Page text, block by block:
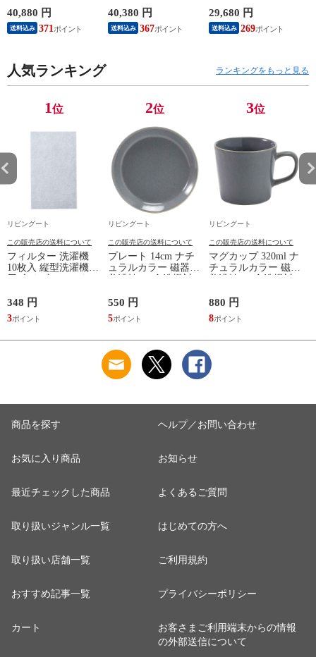
収納 食器棚 収納 キ
ッチン 飾り棚 完成
品 キッチンキャビネ
れ ）
40,880 円
送料込み 371
ー 作業台 家電ラッ
ク 収納 可動棚 お掃
除ロボット対応 食器
40,380 円
送料込み 367
ワゴン 袖机 収納 キ
ャスター付き ワゴン
脇机 シンプル デス
し 小物収納 木製 木
29,680 円
送料込み 269
人気ランキング ランキングをもっと見る
1位
リビングート
この販売店の送料について
フィルター 洗濯機
10枚入 縦型洗濯機専
用 糸くずフィルター
ミ取り 糸くず ゴミ
使い捨て 抗菌 洗濯
くず取り 排水口 ご
348 円
3
2位
リビングート
この販売店の送料について
プレート 14cm ナチ
ュラルカラー 磁器
美濃焼 （ 食洗機対
ケーキ皿 デザート皿
取り皿 小皿 日本製
デザートプレート ケ
しゃれ ） 【アッシ
ュ】
550 円
5
3位
リビングート
この販売店の送料について
マグカップ 320ml ナ
チュラルカラー 磁器
美濃焼 （ 食洗機対
マグ コップ カップ
コーヒー 紅茶 珈琲
カフェオレ ミルク
880 円
8
商品を探す
お気に入り商品
最近チェックした商品
取り扱いジャンル一覧
取り扱い店舗一覧
おすすめ記事一覧
カート
ヘルプ／お問い合わせ
お知らせ
よくあるご質問
はじめての方へ
ご利用規約
プライバシーポリシー
お客さまご利用端末からの情報
の外部送信について